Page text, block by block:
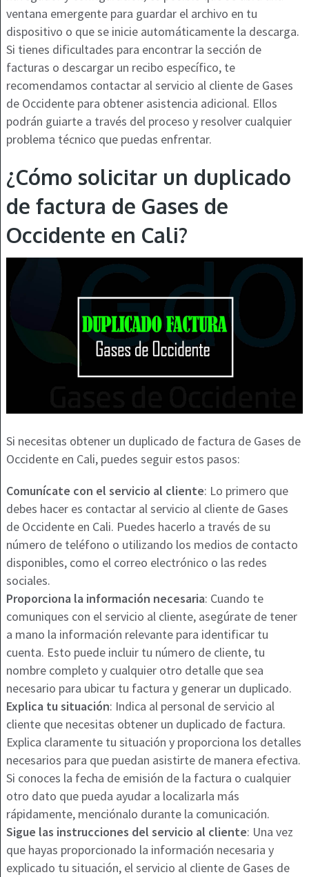
ventana emergente para guardar el archivo en tu
dispositivo o que se inicie automáticamente la descarga.
Si tienes dificultades para encontrar la sección de
facturas o descargar un recibo específico, te
recomendamos contactar al servicio al cliente de Gases
de Occidente para obtener asistencia adicional. Ellos
podrán guiarte a través del proceso y resolver cualquier
problema técnico que puedas enfrentar.
¿Cómo solicitar un duplicado
de factura de Gases de
Occidente en Cali?
Si necesitas obtener un duplicado de factura de Gases de
Occidente en Cali, puedes seguir estos pasos:
Comunícate con el servicio al cliente: Lo primero que
debes hacer es contactar al servicio al cliente de Gases
de Occidente en Cali. Puedes hacerlo a través de su
número de teléfono o utilizando los medios de contacto
disponibles, como el correo electrónico o las redes
sociales.
Proporciona la información necesaria: Cuando te
comuniques con el servicio al cliente, asegúrate de tener
a mano la información relevante para identificar tu
cuenta. Esto puede incluir tu número de cliente, tu
nombre completo y cualquier otro detalle que sea
necesario para ubicar tu factura y generar un duplicado.
Explica tu situación: Indica al personal de servicio al
cliente que necesitas obtener un duplicado de factura.
Explica claramente tu situación y proporciona los detalles
necesarios para que puedan asistirte de manera efectiva.
Si conoces la fecha de emisión de la factura o cualquier
otro dato que pueda ayudar a localizarla más
rápidamente, menciónalo durante la comunicación.
Sigue las instrucciones del servicio al cliente: Una vez
que hayas proporcionado la información necesaria y
explicado tu situación, el servicio al cliente de Gases de